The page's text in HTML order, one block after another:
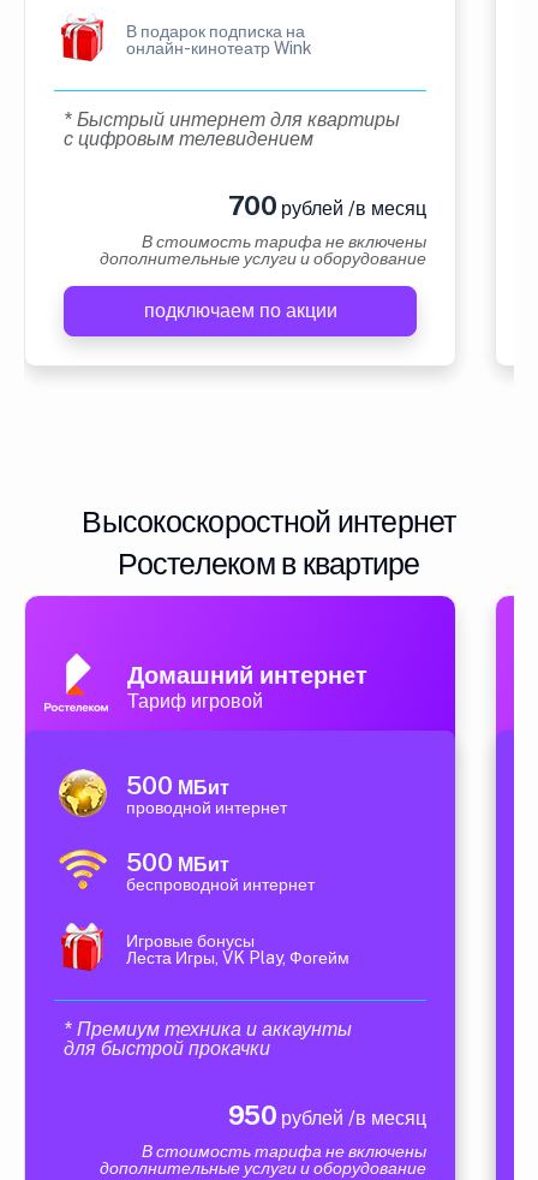
В подарок подписка на
онлайн-кинотеатр Wink
* Быстрый интернет для квартиры
с цифровым телевидением
700 рублей /в месяц
В стоимость тарифа не включены
дополнительные услуги и оборудование
подключаем по акции
Высокоскоростной интернет
Ростелеком в квартире
Домашний интернет
Тариф игровой
500 МБит
проводной интернет
500 МБит
беспроводной интернет
Игровые бонусы
Леста Игры, VK Play, Фогейм
* Премиум техника и аккаунты
для быстрой прокачки
950 рублей /в месяц
В стоимость тарифа не включены
дополнительные услуги и оборудование